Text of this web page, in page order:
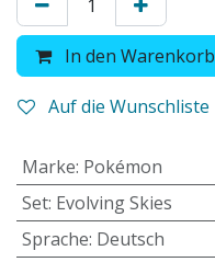
In den Warenkorb
Auf die Wunschliste
Marke: Pokémon
Set: Evolving Skies
Sprache: Deutsch